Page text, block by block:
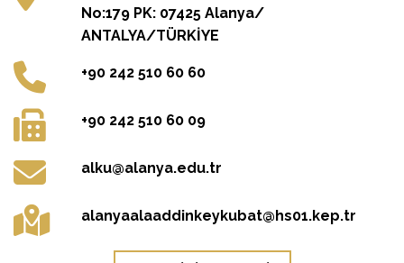
No:179 PK: 07425 Alanya/
ANTALYA/TÜRKİYE
+90 242 510 60 60
+90 242 510 60 09
alku@alanya.edu.tr
alanyaalaaddinkeykubat@hs01.kep.tr